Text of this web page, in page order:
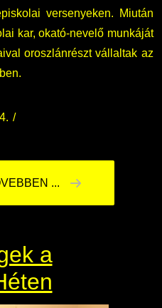
laptop használati segédlet
Szakkollégium KASZK
Képzési Bázis
versenyeken. Miután
kar, okató-nevelő munkáját
oroszlánrészt vállaltak az
...
a